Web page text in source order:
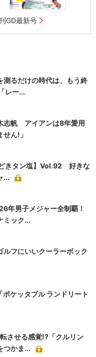
GD最新号
測るだけの時代は、もう終
レー...
志帆 アイアンは8年愛用
せん!」
どきタン塩】Vol.92 好きな
...
年男子メジャー全制覇！
ミック...
フにいいクーラーボック
ケッタブル ランドリート
させる感覚!?「クルリン
つかま...